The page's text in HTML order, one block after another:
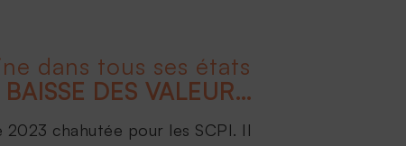
dans tous ses états
TOUT SAVOIR SUR LA BAISSE DES VALEURS DE PARTS DE SCPI
chahutée pour les SCPI. Il